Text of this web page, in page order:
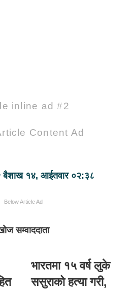
inline ad #2
Content Ad
बैशाख १४, आईतवार ०२:३८
Below Article Ad
सम्वाददाता
भारतमा १५ वर्ष लुके
ससुराको हत्या गरी,